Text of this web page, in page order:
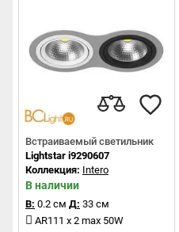
Встраиваемый светильник
Lightstar i9290607
Коллекция: Intero
В наличии
В: 0.2 см Д: 33 см
AR111 x 2 max 50W